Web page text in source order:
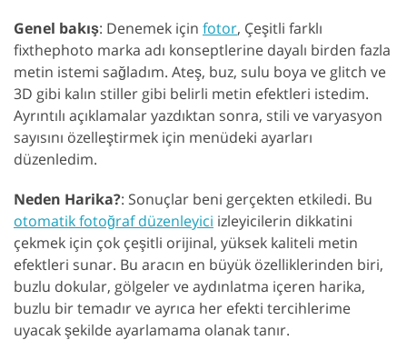
Genel bakış: Denemek için fotor, Çeşitli farklı
fixthephoto marka adı konseptlerine dayalı birden fazla
metin istemi sağladım. Ateş, buz, sulu boya ve glitch ve
3D gibi kalın stiller gibi belirli metin efektleri istedim.
Ayrıntılı açıklamalar yazdıktan sonra, stili ve varyasyon
sayısını özelleştirmek için menüdeki ayarları
düzenledim.
Neden Harika?: Sonuçlar beni gerçekten etkiledi. Bu
otomatik fotoğraf düzenleyici izleyicilerin dikkatini
çekmek için çok çeşitli orijinal, yüksek kaliteli metin
efektleri sunar. Bu aracın en büyük özelliklerinden biri,
buzlu dokular, gölgeler ve aydınlatma içeren harika,
buzlu bir temadır ve ayrıca her efekti tercihlerime
uyacak şekilde ayarlamama olanak tanır.